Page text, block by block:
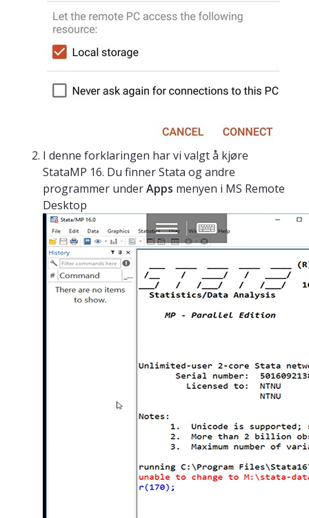
I denne forklaringen har vi valgt å kjøre
StataMP 16. Du finner Stata og andre
programmer underApps menyen i MS Remote
Desktop